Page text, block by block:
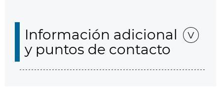
Información adicional
y puntos de contacto